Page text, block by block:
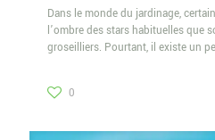
Dans le monde du jardinage,
l’ombre des stars habituelles que
groseilliers. Pourtant, il existe un
0